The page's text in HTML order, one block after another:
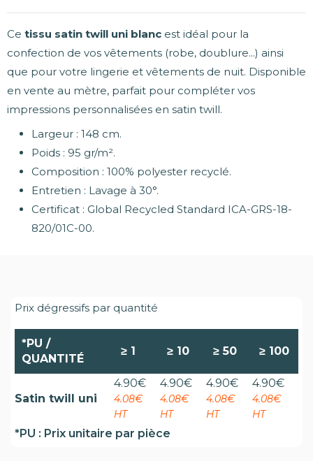
Ce tissu satin twill uni blanc est idéal pour la
confection de vos vêtements (robe, doublure...) ainsi
que pour votre lingerie et vêtements de nuit. Disponible
en vente au mètre, parfait pour compléter vos
impressions personnalisées en satin twill.
Largeur : 148 cm.
Poids : 95 gr/m².
Composition : 100% polyester recyclé.
Entretien : Lavage à 30°.
Certificat : Global Recycled Standard ICA-GRS-18-
820/01C-00.
Prix dégressifs par quantité
*PU /
QUANTITÉ
≥ 1 ≥ 10 ≥50 ≥ 100
Satin twill uni
4.90€
4.08€
HT
4.90€
4.08€
HT
4.90€
4.08€
HT
4.90€
4.08€
HT
*PU : Prix unitaire par pièce